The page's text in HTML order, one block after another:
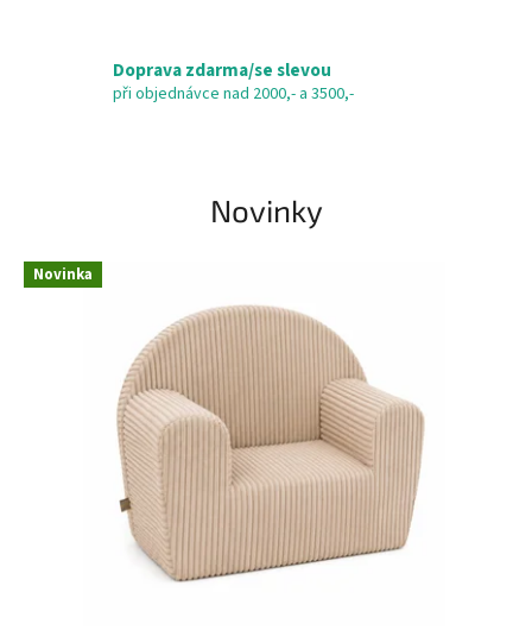
Doprava zdarma/se slevou
při objednávce nad 2000,- a 3500,-
Novinky
Novinka